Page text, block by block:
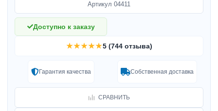
Артикул 04411
Доступно к заказу
★★★★★5 (744 отзыва)
Гарантия качества Собственная доставка
СРАВНИТЬ